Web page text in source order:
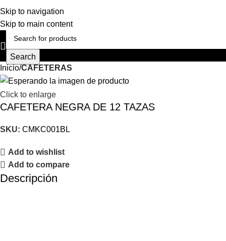
Skip to navigation
Skip to main content
Search
Inicio CAFETERAS
Click to enlarge
CAFETERA NEGRA DE 12 TAZAS
SKU: CMKC001BL
Add to wishlist
Add to compare
Descripción